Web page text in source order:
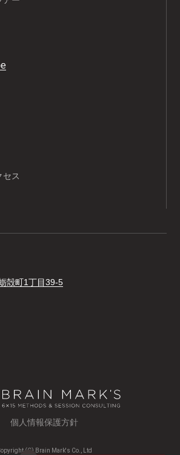
セス
殻町1丁目39-5
個人情報保護方針
(C) Brain Mark's Co., Ltd